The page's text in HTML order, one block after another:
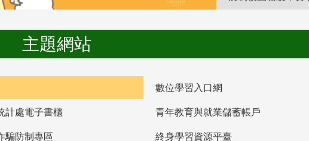
主題網站
數位學習入口網
計處電子書櫃 青年教育與就業儲蓄帳戶
騙防制專區 終身學習資源平臺